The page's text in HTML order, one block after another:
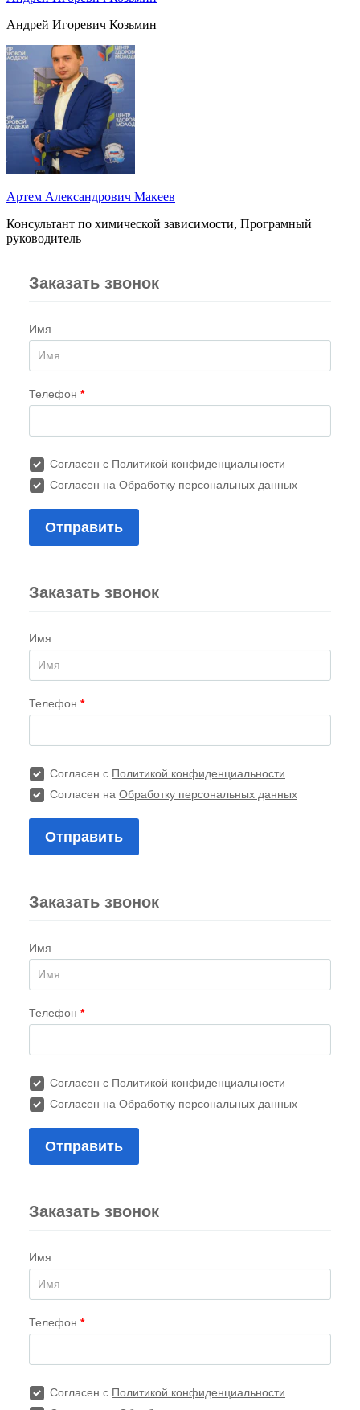
Андрей Игоревич Козьмин
Артем Александрович Макеев
Консультант по химической зависимости, Програмный
руководитель